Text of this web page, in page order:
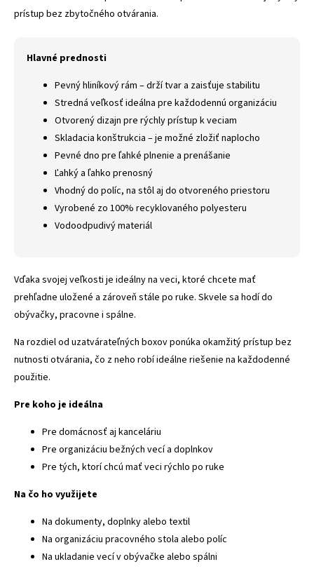
prístup bez zbytočného otvárania.
Hlavné prednosti
Pevný hliníkový rám – drží tvar a zaisťuje stabilitu
Stredná veľkosť ideálna pre každodennú organizáciu
Otvorený dizajn pre rýchly prístup k veciam
Skladacia konštrukcia – je možné zložiť naplocho
Pevné dno pre ľahké plnenie a prenášanie
Ľahký a ľahko prenosný
Vhodný do políc, na stôl aj do otvoreného priestoru
Vyrobené zo 100% recyklovaného polyesteru
Vodoodpudivý materiál
Vďaka svojej veľkosti je ideálny na veci, ktoré chcete mať
prehľadne uložené a zároveň stále po ruke. Skvele sa hodí do
obývačky, pracovne i spálne.
Na rozdiel od uzatvárateľných boxov ponúka okamžitý prístup bez
nutnosti otvárania, čo z neho robí ideálne riešenie na každodenné
použitie.
Pre koho je ideálna
Pre domácnosť aj kanceláriu
Pre organizáciu bežných vecí a doplnkov
Pre tých, ktorí chcú mať veci rýchlo po ruke
Na čo ho využijete
Na dokumenty, doplnky alebo textil
Na organizáciu pracovného stola alebo políc
Na ukladanie vecí v obývačke alebo spálni